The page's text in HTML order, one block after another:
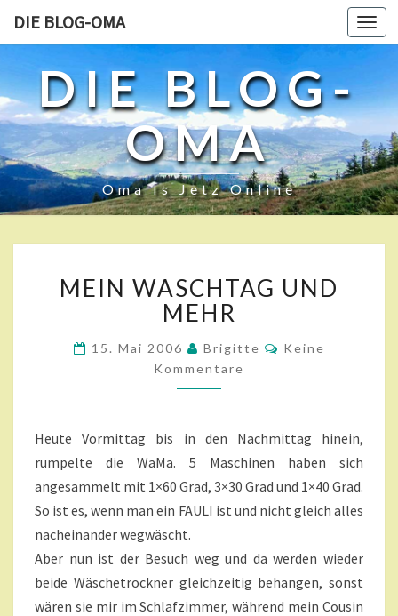
DIE BLOG-OMA
DIE BLOG-
OMA
Oma Is Jetz Online
E
I
N
W
A
S
T
G
U
M
E
H
MEIN WASCHTAG UND
MEHR
15. Mai 2006 Brigitte
K
O
A
Keine
Kommentare
Heute Vormittag bis in den Nachmittag hinein,
rumpelte die WaMa. 5 Maschinen haben sich
angesammelt mit 1×60 Grad, 3×30 Grad und 1×40 Grad.
So ist es, wenn man ein FAULI ist und nicht gleich alles
nacheinander wegwäscht.
Aber nun ist der Besuch weg und da werden wieder
beide Wäschetrockner gleichzeitig behangen, sonst
wären sie mir im Schlafzimmer, während mein Cousin